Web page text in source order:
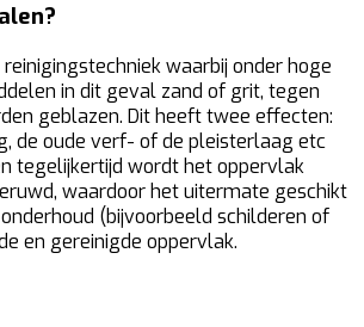
waarbij onder hoge
in dit geval zand of grit, tegen
geblazen. Dit heeft twee effecten:
de oude verf- of de pleisterlaag etc
tegelijkertijd wordt het oppervlak
waardoor het uitermate geschikt
(bijvoorbeeld schilderen of
en gereinigde oppervlak.